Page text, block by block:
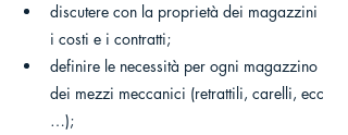
discutere con la proprietà dei magazzini
i costi e i contratti;
definire le necessità per ogni magazzino
dei mezzi meccanici (retrattili, carelli, ecc
…);